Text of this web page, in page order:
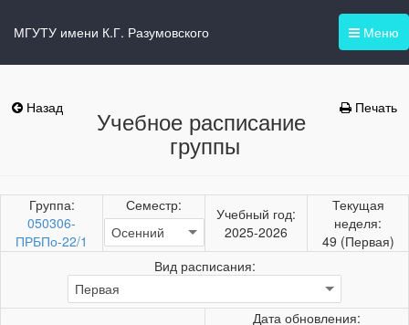
Меню
МГУТУ имени К.Г. Разумовского
Назад Печать
Учебное расписание
группы
Группа:
050306-
ПРБПо-22/1
Семестр:
Учебный год:
2025-2026
Текущая
неделя:
49 (Первая)
Вид расписания:
Дата обновления: